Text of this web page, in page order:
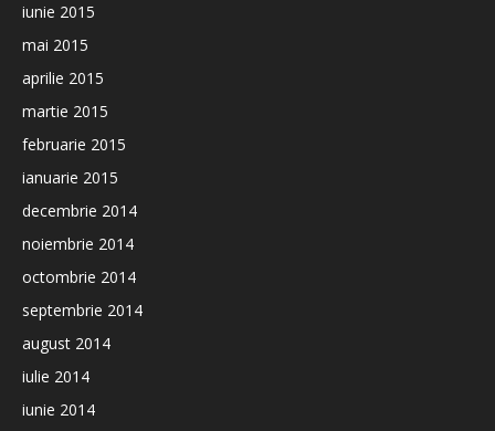
iunie 2015
mai 2015
aprilie 2015
martie 2015
februarie 2015
ianuarie 2015
decembrie 2014
noiembrie 2014
octombrie 2014
septembrie 2014
august 2014
iulie 2014
iunie 2014